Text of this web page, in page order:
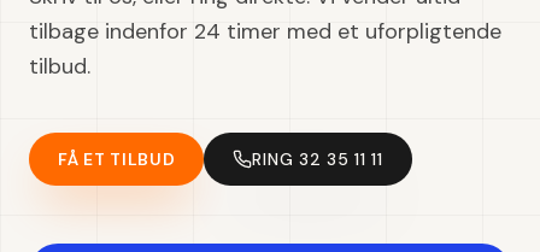
tilbage indenfor 24 timer med et uforpligtende
tilbud.
FÅ ET TILBUD RING 32 35 11 11